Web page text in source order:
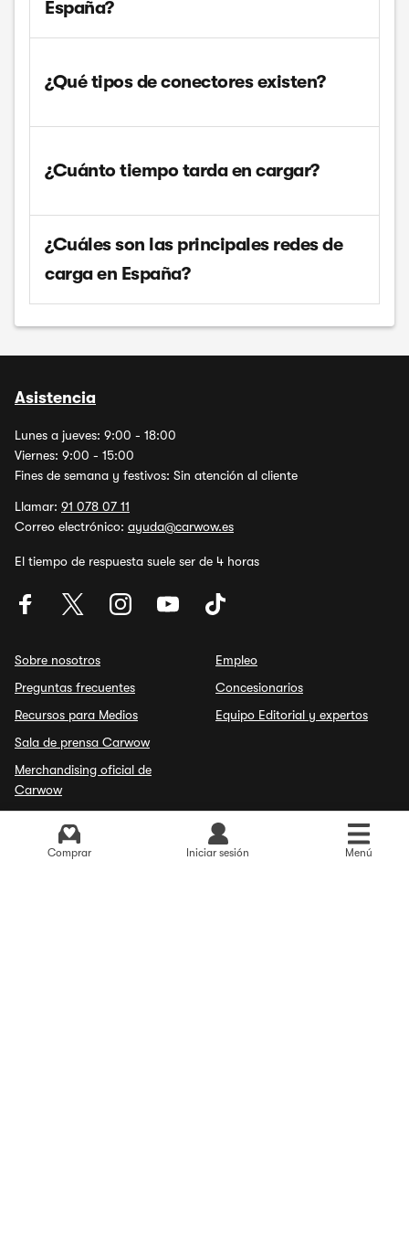
Comprar Iniciar sesión Menú
España?
¿Qué tipos de conectores existen?
¿Cuánto tiempo tarda en cargar?
¿Cuáles son las principales redes de
carga en España?
Asistencia
Lunes a jueves: 9:00 - 18:00
Viernes: 9:00 - 15:00
Fines de semana y festivos: Sin atención al cliente
Llamar: 91 078 07 11
Correo electrónico: ayuda@carwow.es
El tiempo de respuesta suele ser de 4 horas
Sobre nosotros
Preguntas frecuentes
Recursos para Medios
Sala de prensa Carwow
Merchandising oficial de
Carwow
Empleo
Concesionarios
Equipo Editorial y expertos
Valoración de6.152